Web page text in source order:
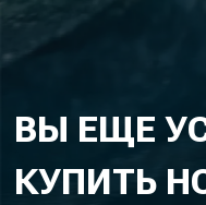
ВЫ ЕЩЕ
КУПИТЬ